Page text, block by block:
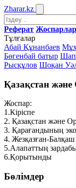
Zharar.kz
Реферат Жоспарлар
Тұлғалар
Абай Құнанбаев
Бөгенбай батыр
Рысқұлов Шоқан
Қазақстан
Жоспар:
1.Кіріспе
2. Қазақстан және
3. Қарағандының
4. Жезқазған-Балқаш
5.Алапаттың
6.Қорытынды
Бөлімдер